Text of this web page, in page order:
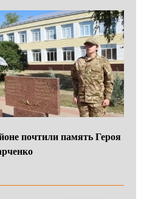
почтили память Героя